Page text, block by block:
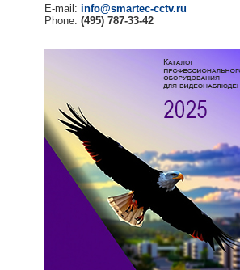
E-mail: info@smartec-cctv.ru
Phone: (495) 787-33-42